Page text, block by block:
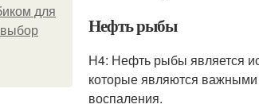
для
выбор
Нефть рыбы
H4: Нефть рыбы является
которые являются
воспаления.